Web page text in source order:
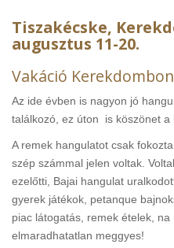
Tiszakécske,
augusztus 11-20.
Vakáció Kerekdombon
Az ide évben is nagyon jó
találkozó, ez úton is köszönet a
A remek hangulatot csak
szép számmal jelen voltak.
ezelőtti, Bajai hangulat
gyerek játékok, petanque
piac látogatás, remek ételek,
elmaradhatatlan meggyes!